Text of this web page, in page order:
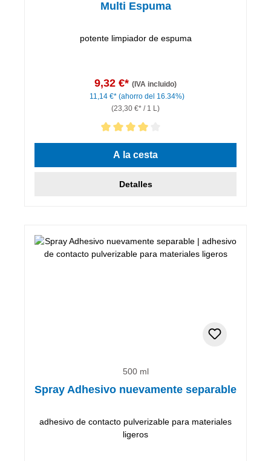
Multi Espuma
potente limpiador de espuma
9,32 €* (IVA incluido)
11,14 €* (ahorro del 16.34%)
(23,30 €* / 1 L)
Calificación promedio de 4 de 5 estrellas
A la cesta
Detalles
500 ml
Spray Adhesivo nuevamente separable
adhesivo de contacto pulverizable para materiales
ligeros